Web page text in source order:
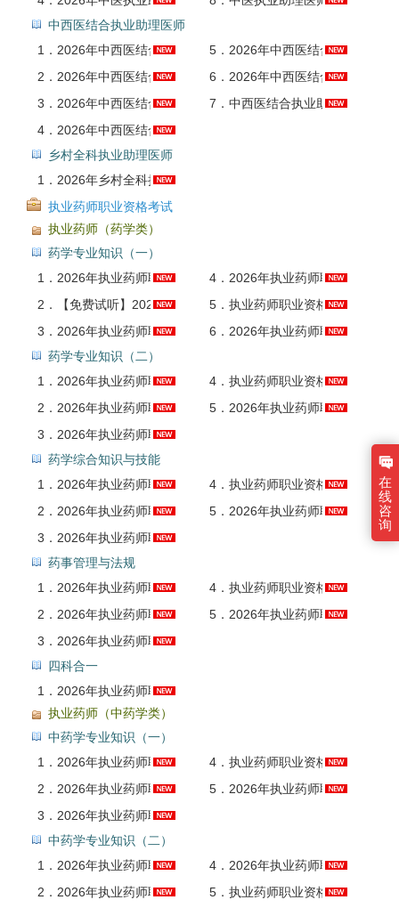
中西医结合执业助理医师
1． 2026年中西医结合执业助理医师资格考试全套资料【历年真题（视频讲解）＋题库】 5． 2026年中西医结合执业助理医师资格考试题库3【中西医结合临床医学科目】AI讲解
2． 2026年中西医结合执业助理医师资格考试题库【历年真题（部分视频讲解）＋章节题库＋模拟试题】AI讲解 6． 2026年中西医结合执业助理医师资格考试题库4【西医及临床医学科目】AI讲解
3． 2026年中西医结合执业助理医师资格考试题库1【历年真题（部分视频讲解）＋模拟试题】AI讲解 7． 中西医结合执业助理医师资格考试真题精讲班
4． 2026年中西医结合执业助理医师资格考试题库2【中医基础科目】AI讲解
乡村全科执业助理医师
1． 2026年乡村全科执业助理医师资格考试题库【历年真题＋章节题库】AI讲解
执业药师职业资格考试
执业药师（药学类）
药学专业知识（一）
1． 2026年执业药师职业资格考试《药学专业知识（一）》课程精讲班 4． 2026年执业药师职业资格考试《药学专业知识（一）》题库【历年真题＋章节题库＋模拟试题】AI讲解
2．
【免费试听】2026年执业药师职业资格考试（西药/中药）考点精讲套餐试听课 5． 执业药师职业资格考试《药学专业知识（一）》历年真题AI讲解
3． 2026年执业药师职业资格考试《药学专业知识（一）》全套资料【历年真题＋题库＋考前冲刺】 6． 2026年执业药师职业资格考试《药学专业知识（一）》考前冲刺卷AI讲解
药学专业知识（二）
1． 2026年执业药师职业资格考试《药学专业知识（二）》课程精讲班 4． 执业药师职业资格考试《药学专业知识（二）》历年真题AI讲解
2． 2026年执业药师职业资格考试《药学专业知识（二）》全套资料【历年真题＋题库＋考前冲刺】 5． 2026年执业药师职业资格考试《药学专业知识（二）》考前冲刺卷AI讲解
3． 2026年执业药师职业资格考试《药学专业知识（二）》题库【历年真题＋章节题库＋模拟试题】AI讲解
药学综合知识与技能
1． 2026年执业药师职业资格考试《药学综合知识与技能》课程精讲班 4． 执业药师职业资格考试《药学综合知识与技能》历年真题AI讲解
2． 2026年执业药师职业资格考试《药学综合知识与技能》全套资料【历年真题＋题库＋考前冲刺】 5． 2026年执业药师职业资格考试《药学综合知识与技能》考前冲刺卷AI讲解
3． 2026年执业药师职业资格考试《药学综合知识与技能》题库【历年真题＋章节题库＋模拟试题】AI讲解
药事管理与法规
1． 2026年执业药师职业资格考试《药事管理与法规》课程精讲班 4． 执业药师职业资格考试《药事管理与法规》历年真题AI讲解
2． 2026年执业药师职业资格考试《药事管理与法规》全套资料【历年真题＋题库＋考前冲刺】 5． 2026年执业药师职业资格考试《药事管理与法规》考前冲刺卷AI讲解
3． 2026年执业药师职业资格考试《药事管理与法规》题库【历年真题＋章节题库＋模拟试题】AI讲解
四科合一
1． 2026年执业药师职业资格考试（药学四科合一）题库【历年真题＋章节题库＋模拟试题】AI讲解
执业药师（中药学类）
中药学专业知识（一）
1． 2026年执业药师职业资格考试《中药学专业知识（一）》课程精讲班 4． 执业药师职业资格考试《中药学专业知识（一）》历年真题AI讲解
2． 2026年执业药师职业资格考试《中药学专业知识（一）》全套资料【历年真题＋题库＋考前冲刺】 5． 2026年执业药师职业资格考试《中药学专业知识（一）》考前冲刺卷AI讲解
3． 2026年执业药师职业资格考试《中药学专业知识（一）》题库【历年真题＋章节题库＋模拟试题】AI讲解
中药学专业知识（二）
1． 2026年执业药师职业资格考试《中药学专业知识（二）》课程精讲班 4． 2026年执业药师职业资格考试《中药学专业知识（二）》基础精讲班
2． 2026年执业药师职业资格考试《中药学专业知识（二）》全套资料【历年真题＋题库＋考前冲刺】 5． 执业药师职业资格考试《中药学专业知识（二）》历年真题AI讲解
在
线
咨
询